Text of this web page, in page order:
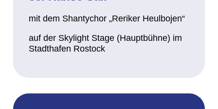
mit dem Shantychor „Reriker Heulbojen“
auf der Skylight Stage (Hauptbühne) im
Stadthafen Rostock